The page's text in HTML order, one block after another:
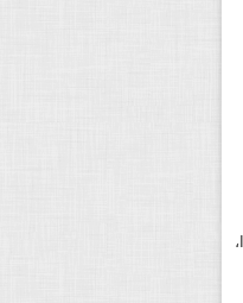
درک نوردهی – همراه با توضیح ISO،